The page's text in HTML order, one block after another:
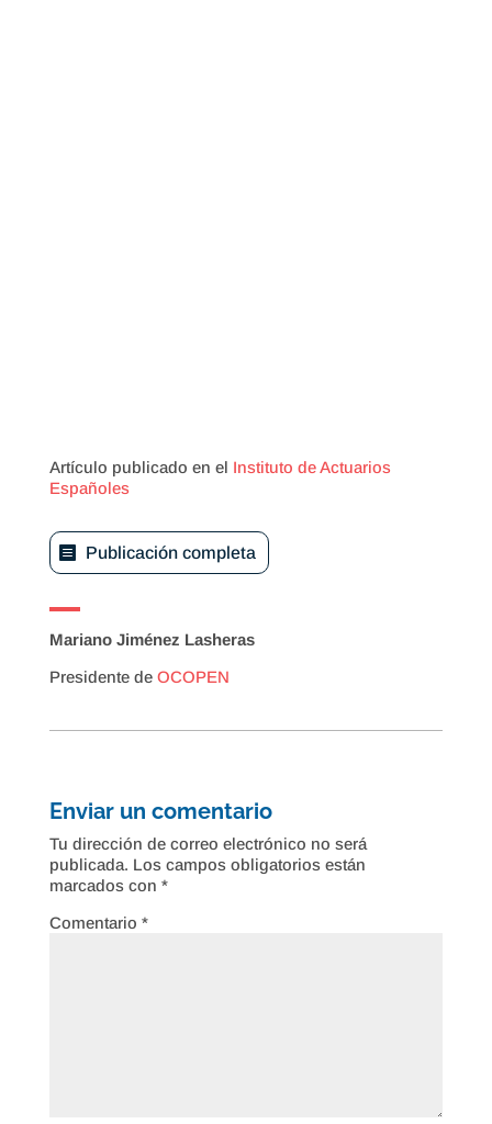
Artículo publicado en el Instituto de Actuarios
Españoles
Publicación completa
Mariano Jiménez Lasheras
Presidente de OCOPEN
Enviar un comentario
Tu dirección de correo electrónico no será
publicada. Los campos obligatorios están
marcados con *
Comentario *